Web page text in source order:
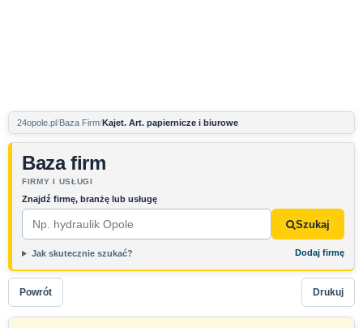
24opole.pl Baza Firm Kajet. Art. papiernicze i biurowe
Baza firm
FIRMY I USŁUGI
Znajdź firmę, branżę lub usługę
Szukaj
Jak skutecznie szukać? Dodaj firmę
Powrót Drukuj